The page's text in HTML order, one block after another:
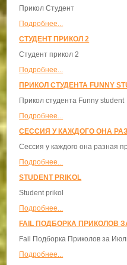
Прикол Студент
Подробнее...
СТУДЕНТ ПРИКОЛ 2
Студент прикол 2
Подробнее...
ПРИКОЛ СТУДЕНТА FUNNY
Прикол студента Funny student
Подробнее...
СЕССИЯ У КАЖДОГО ОНА
Сессия у каждого она разная
Подробнее...
STUDENT PRIKOL
Student prikol
Подробнее...
FAIL ПОДБОРКА ПРИКОЛОВ
Fail Подборка Приколов за
Подробнее...